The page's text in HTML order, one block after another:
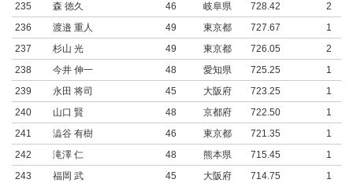
235
森 徳久 46 岐阜県 728.42
2
236
渡邉 重人 49 東京都 727.67
1
237
杉山 光 49 東京都 726.05
2
238
今井 伸一 48 愛知県 725.25
1
239
永田 将司 45 大阪府 723.25
1
240
山口 賢 48 京都府 722.50
1
241
澁谷 有樹 46 東京都 721.35
1
242
滝澤 仁 48 熊本県 715.45
1
243
福岡 武 45 大阪府 714.75
1